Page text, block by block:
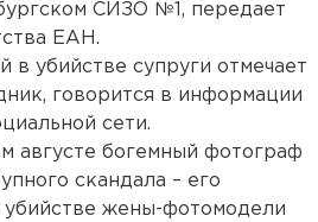
СИЗО №1, передает
ЕАН.
в убийстве супруги отмечает
говорится в информации
сети.
августе богемный фотограф
скандала – его
убийстве жены-фотомодели